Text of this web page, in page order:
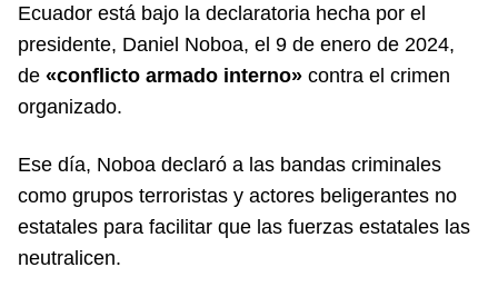
Ecuador está bajo la declaratoria hecha por el
presidente, Daniel Noboa, el 9 de enero de 2024,
de «conflicto armado interno» contra el crimen
organizado.
Ese día, Noboa declaró a las bandas criminales
como grupos terroristas y actores beligerantes no
estatales para facilitar que las fuerzas estatales las
neutralicen.